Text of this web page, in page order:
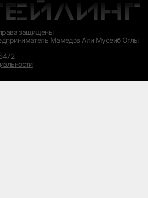
защищены
Мамедов Али Мусеиб Оглы